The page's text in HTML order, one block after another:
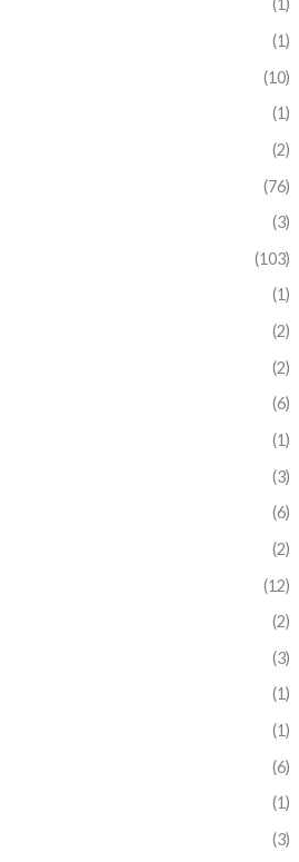
(1)
(1)
(10)
(1)
(2)
(76)
(3)
(103)
(1)
(2)
(2)
(6)
(1)
(3)
(6)
(2)
(12)
(2)
(3)
(1)
(1)
(6)
(1)
(3)